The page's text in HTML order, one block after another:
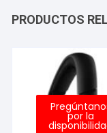
PRODUCTOS
por la